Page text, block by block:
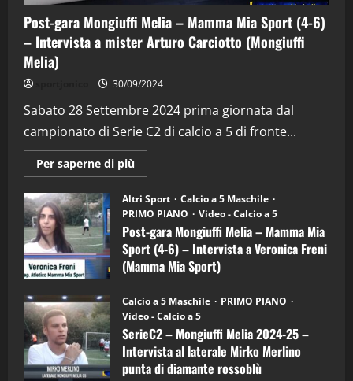
Post-gara Mongiuffi Melia – Mamma Mia Sport (4-6)
– Intervista a mister Arturo Carciotto (Mongiuffi
Melia)
30/09/2024
Sabato 28 Settembre 2024 prima giornata dal
campionato di Serie C2 di calcio a 5 di fronte...
Per saperne di più
informazioni
Post-
gara
Mongiuffi
Melia
–
Mamma
Mia
Sport
6)
–
Intervista
a
mister
Arturo
Carciotto
(Mongiuffi
Altri Sport
Calcio a 5 Maschile
PRIMO PIANO
Video - Calcio a 5
Post-gara Mongiuffi Melia – Mamma Mia
Sport (4-6) – Intervista a Veronica Freni
(Mamma Mia Sport)
Calcio a 5 Maschile
PRIMO PIANO
Video - Calcio a 5
SerieC2 – Mongiuffi Melia 2024-25 –
Intervista al laterale Mirko Merlino
punta di diamante rossoblù
2
“SportEmpire” in Podcast: 29^ Puntata
(Martedi 28 Aprile 2026)
28/04/2026
3
"SportEmpire" in Podcast
“SportEmpire” in Podcast: 28^ Puntata
(Martedi 21 Aprile 2026)
21/04/2026
4
“SportEmpire” in Podcast: 27^ Puntata
(Martedi 14 Aprile 2026)
15/04/2026